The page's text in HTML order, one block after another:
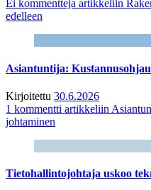
Ei kommentteja artikkeliin
edelleen
Asiantuntija:
Kirjoitettu 30.6.2026
1 kommentti artikkeliin
johtaminen
Tietohallintojohtaja uskoo